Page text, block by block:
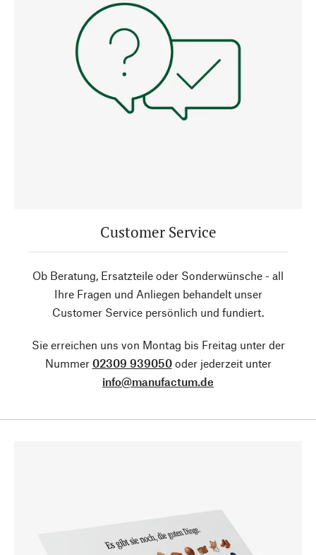
Customer Service
Ob Beratung, Ersatzteile oder Sonderwünsche - all
Ihre Fragen und Anliegen behandelt unser
Customer Service persönlich und fundiert.
Sie erreichen uns von Montag bis Freitag unter der
Nummer 02309 939050oder jederzeit unter
info@manufactum.de